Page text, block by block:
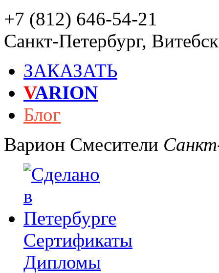
+7 (812) 646-54-21
Санкт-Петербург,
ЗАКАЗАТЬ
VARION
Блог
Варион Смесители
Сертификаты
Дипломы